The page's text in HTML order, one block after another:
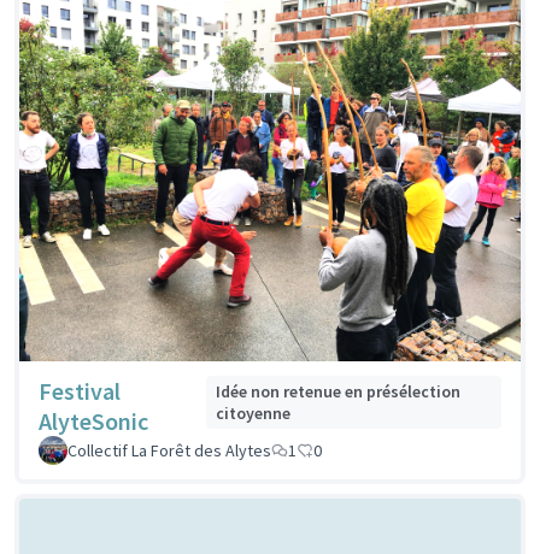
Festival
AlyteSonic
Idée non retenue en présélection
citoyenne
Collectif La Forêt des Alytes
1 0